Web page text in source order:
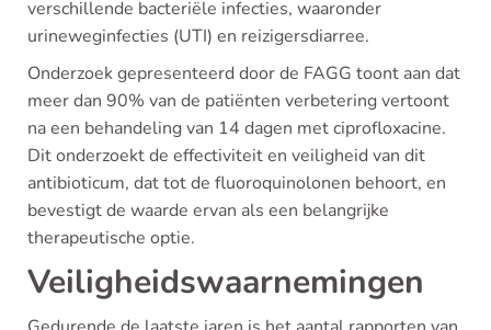
verschillende bacteriële infecties, waaronder
urineweginfecties (UTI) en reizigersdiarree.
Onderzoek gepresenteerd door de FAGG toont aan dat
meer dan 90% van de patiënten verbetering vertoont
na een behandeling van 14 dagen met ciprofloxacine.
Dit onderzoekt de effectiviteit en veiligheid van dit
antibioticum, dat tot de fluoroquinolonen behoort, en
bevestigt de waarde ervan als een belangrijke
therapeutische optie.
Veiligheidswaarnemingen